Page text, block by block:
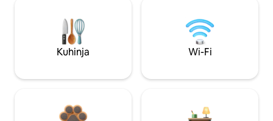
Kuhinja Wi-Fi